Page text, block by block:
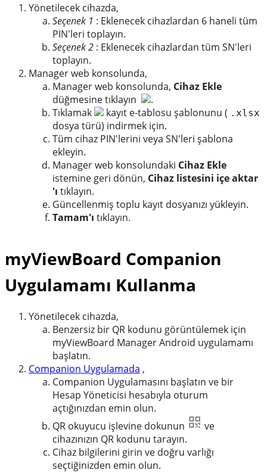
Yönetilecek cihazda,
Seçenek 1 : Eklenecek cihazlardan 6 haneli tüm
PIN'leri toplayın.
Seçenek 2 : Eklenecek cihazlardan tüm SN'leri
toplayın.
Manager web konsolunda,
Manager web konsolunda, Cihaz Ekle
düğmesine tıklayın
.
Tıklamak
kayıt e-tablosu şablonunu ( .xlsx
dosya türü) indirmek için.
Tüm cihaz PIN'lerini veya SN'leri şablona
ekleyin.
Manager web konsolundaki Cihaz Ekle
istemine geri dönün, Cihaz listesini içe aktar
'ı tıklayın.
Güncellenmiş toplu kayıt dosyanızı yükleyin.
Tamam'ı tıklayın.
myViewBoard Companion
Uygulamamı Kullanma
Yönetilecek cihazda,
Benzersiz bir QR kodunu görüntülemek için
myViewBoard Manager Android uygulamamı
başlatın.
Companion Uygulamada ,
Companion Uygulamasını başlatın ve bir
Hesap Yöneticisi hesabıyla oturum
açtığınızdan emin olun.
QR okuyucu işlevine dokunun
ve
cihazınızın QR kodunu tarayın.
Cihaz bilgilerini girin ve doğru varlığı
seçtiğinizden emin olun.